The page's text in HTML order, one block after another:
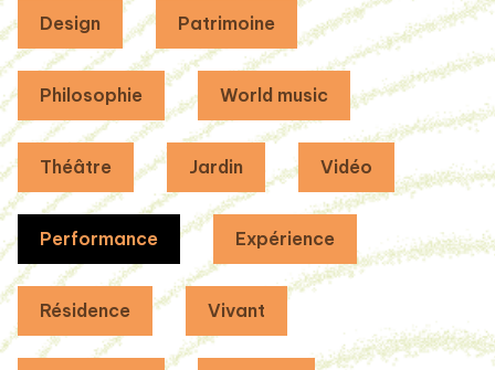
Design Patrimoine
Philosophie World music
Théâtre Jardin Vidéo
Performance Expérience
Résidence Vivant